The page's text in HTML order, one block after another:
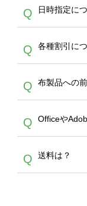
らの
し、
い）
スを
でご
A
を作
30個
バッ
ビス
は
Q 日時指定に
A
ん。
メー
者
Q 各種割引に
A
カー
ます
イ
ント
トは
から
年
文回
Q 布製品への
A
意点
ワイ
とい
を塗
Q Officeや
A
ませ
像
Q 送料は？